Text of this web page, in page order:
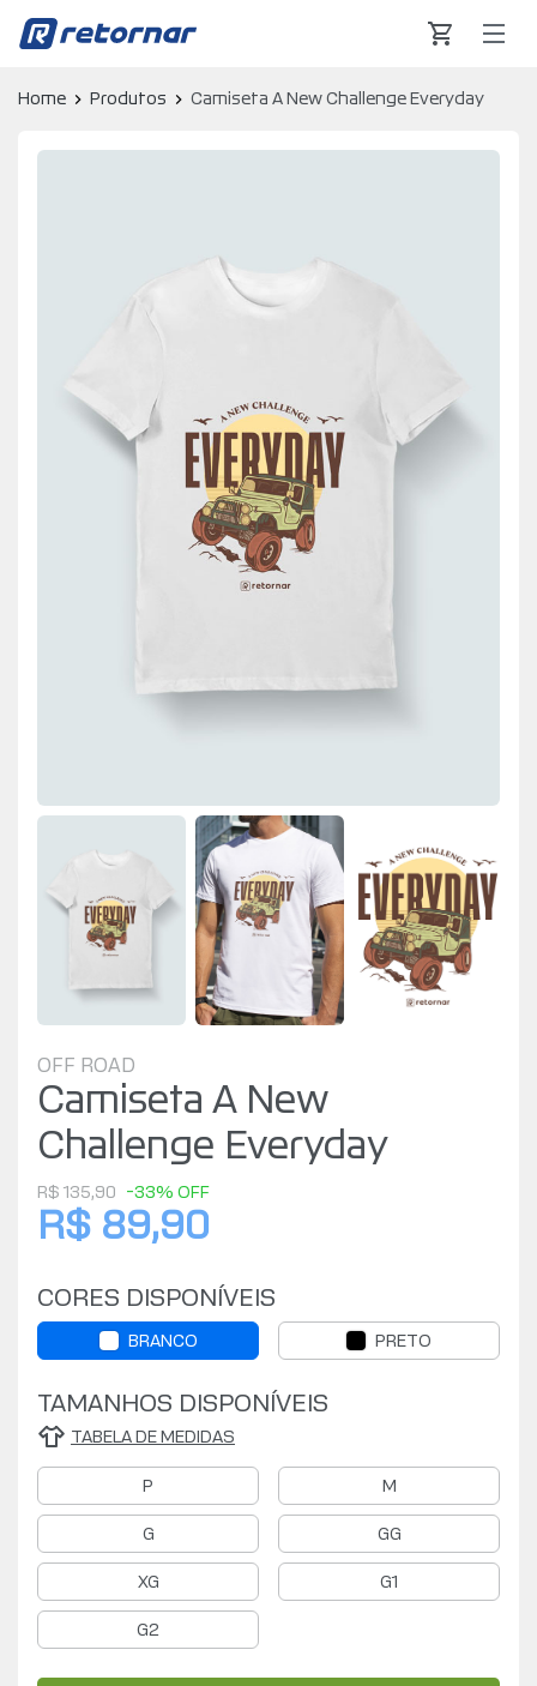
Home Produtos Camiseta A New Challenge Everyday
OFF ROAD
Camiseta A New
Challenge Everyday
R$ 135,90 -33% OFF
R$ 89,90
CORES DISPONÍVEIS
BRANCO PRETO
TAMANHOS DISPONÍVEIS
TABELA DE MEDIDAS
P M
G GG
XG G1
G2